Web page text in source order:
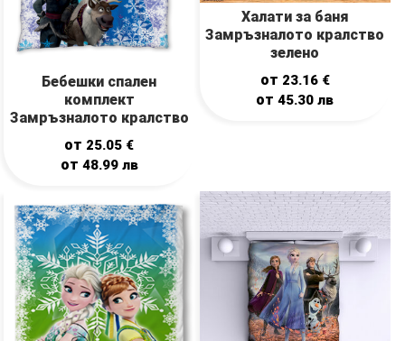
Бебешки спален
комплект
Замръзналото кралство
лилаво
от 25.05 €
от 48.99 лв
Халати за баня
Замръзналото кралство
зелено
от 23.16 €
от45.30лв